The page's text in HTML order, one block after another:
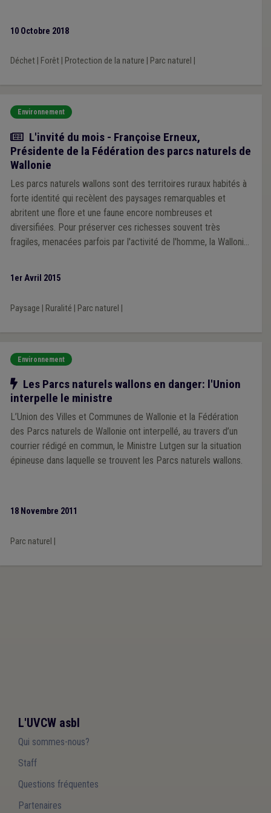
10 Octobre 2018
Déchet| Forêt| Protection de la nature Parc naturel
Environnement
Article
L'invité du mois - Françoise Erneux,
Présidente de la Fédération des parcs naturels de
Wallonie
Les parcs naturels wallons sont des territoires ruraux habités à
forte identité qui recèlent des paysages remarquables et
abritent une flore et une faune encore nombreuses et
diversifiées. Pour préserver ces richesses souvent très
fragiles, menacées parfois par l'activité de l'homme, la Wallonie
développement durable permettant à leurs habitants de
que prône aujourd'hui la Fédération des parcs naturels que
Fauvillers.
1er Avril 2015
Paysage Ruralité Parc naturel
Environnement
Notre action
Les Parcs naturels wallons en danger: l'Union
interpelle le ministre
L’Union des Villes et Communes de Wallonie et la Fédération
des Parcs naturels de Wallonie ont interpellé, au travers d’un
courrier rédigé en commun, le Ministre Lutgen sur la situation
épineuse dans laquelle se trouvent les Parcs naturels wallons.
18 Novembre 2011
Parc naturel
L'UVCW asbl
Qui sommes-nous?
Staff
Questions fréquentes
Partenaires